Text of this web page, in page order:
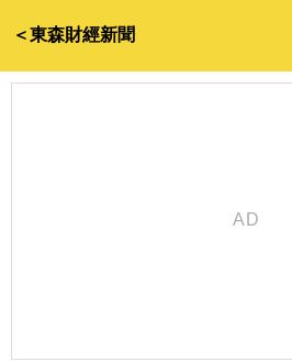
＜東森財經新聞